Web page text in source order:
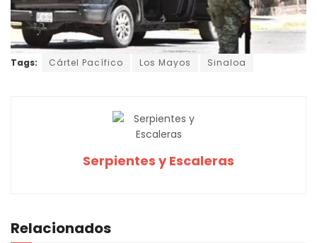
Tags: Cártel Pacífico Los Mayos Sinaloa
Serpientes y Escaleras
Relacionados